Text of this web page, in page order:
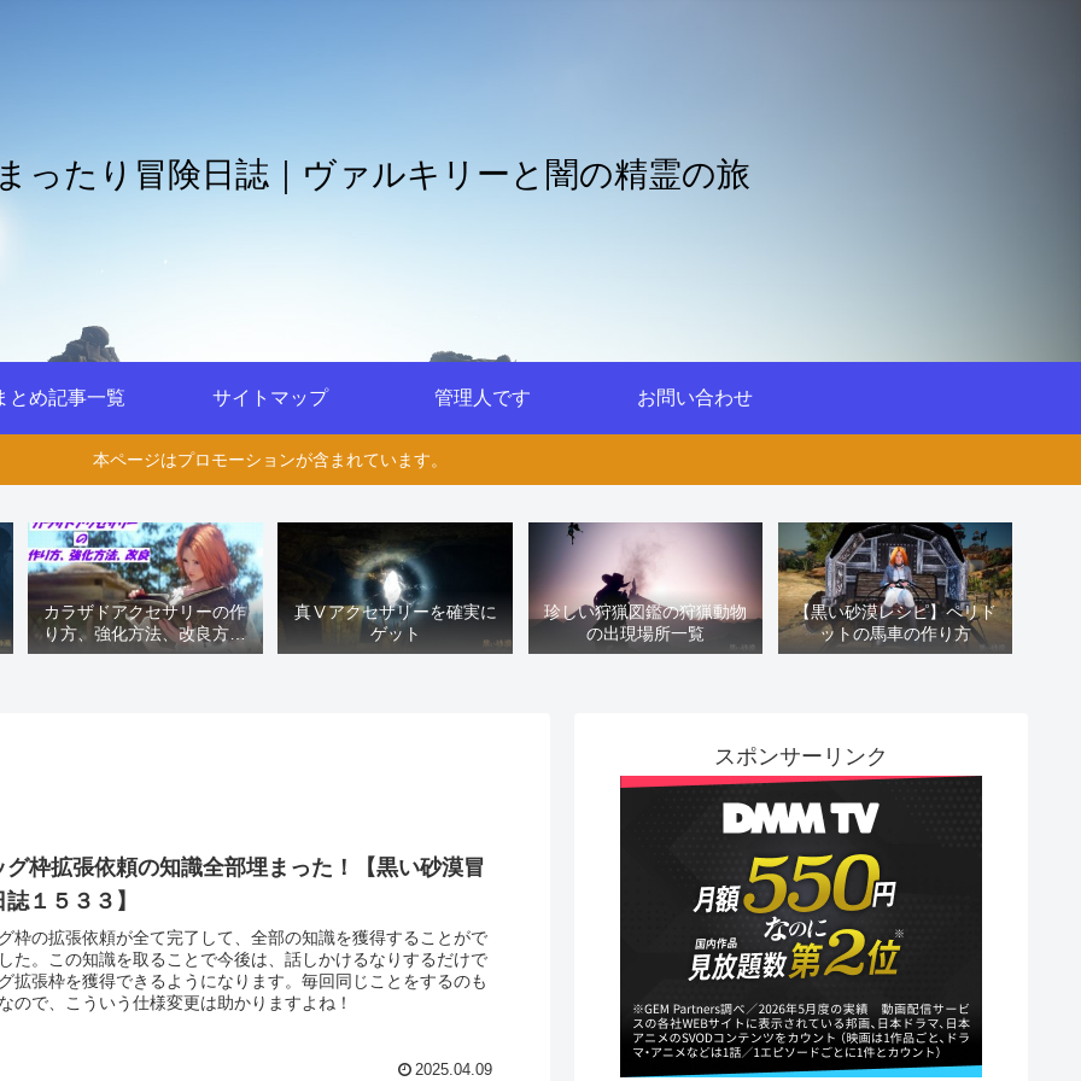
ったり冒険日誌｜ヴァルキリーと闇の精霊の旅
とめ記事一覧 サイトマップ 管理人です お問い合わせ
本ページはプロモーションが含まれています。
カラザドアクセサリーの作
り方、強化方法、改良方法
などまとめ【黒い砂漠冒険
真Ⅴアクセサリーを確実に
ゲット
珍しい狩猟図鑑の狩猟動物
の出現場所一覧
【黒い砂漠レシピ】ペリド
ットの馬車の作り方
グ枠拡張依頼の知識全部埋まった！【黒い砂漠冒
誌１５３３】
枠の拡張依頼が全て完了して、全部の知識を獲得することがで
た。この知識を取ることで今後は、話しかけるなりするだけで
拡張枠を獲得できるようになります。毎回同じことをするのも
ので、こういう仕様変更は助かりますよね！
2025.04.09
スポンサーリンク